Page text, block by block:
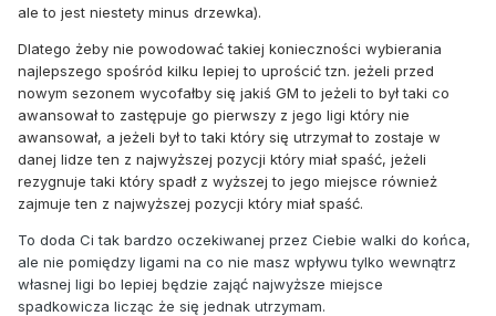
ale to jest niestety minus drzewka).
Dlatego żeby nie powodować takiej konieczności wybierania
najlepszego spośród kilku lepiej to uprościć tzn. jeżeli przed
nowym sezonem wycofałby się jakiś GM to jeżeli to był taki co
awansował to zastępuje go pierwszy z jego ligi który nie
awansował, a jeżeli był to taki który się utrzymał to zostaje w
danej lidze ten z najwyższej pozycji który miał spaść, jeżeli
rezygnuje taki który spadł z wyższej to jego miejsce również
zajmuje ten z najwyższej pozycji który miał spaść.
To doda Ci tak bardzo oczekiwanej przez Ciebie walki do końca,
ale nie pomiędzy ligami na co nie masz wpływu tylko wewnątrz
własnej ligi bo lepiej będzie zająć najwyższe miejsce
spadkowicza licząc że się jednak utrzymam.